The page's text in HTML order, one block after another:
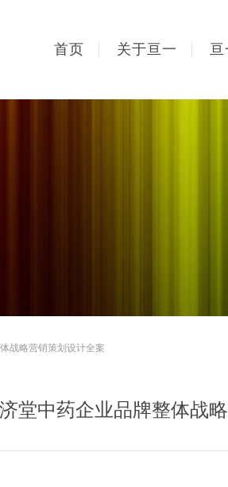
首页 关于亘一 亘
战略营销策划设计全案
堂中药企业品牌整体战